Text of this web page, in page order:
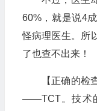
60%，就是说4
怪病理医生。所
了也查不出来！
【正确的检
——TCT。技术